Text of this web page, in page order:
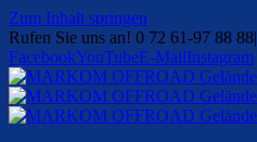
Zum Inhalt springen
Rufen Sie uns an! 0 72 61-97 88 88|
FacebookYouTubeE-MailInstagram